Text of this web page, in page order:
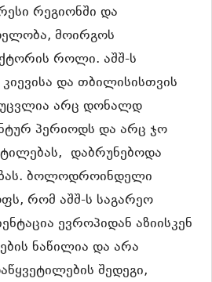
რეგიონში და
მოირგოს
როლი. აშშ-ს
და თბილისისთვის
არც დონალდ
პერიოდს და არც ჯო
დაბრუნებოდა
ბოლოდროინდელი
რომ აშშ-ს საგარეო
ევროპიდან აზიისკენ
ნაწილია და არა
შედეგი,